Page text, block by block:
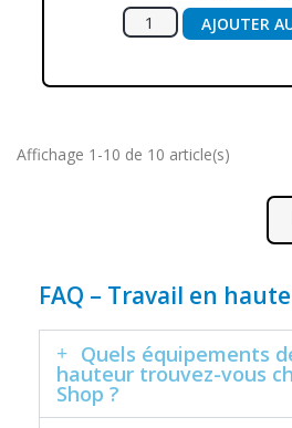
AJOUTER
Affichage 1-10 de 10 article(s)
FAQ – Travail en
Quels équipements
hauteur trouvez-vous
Shop ?